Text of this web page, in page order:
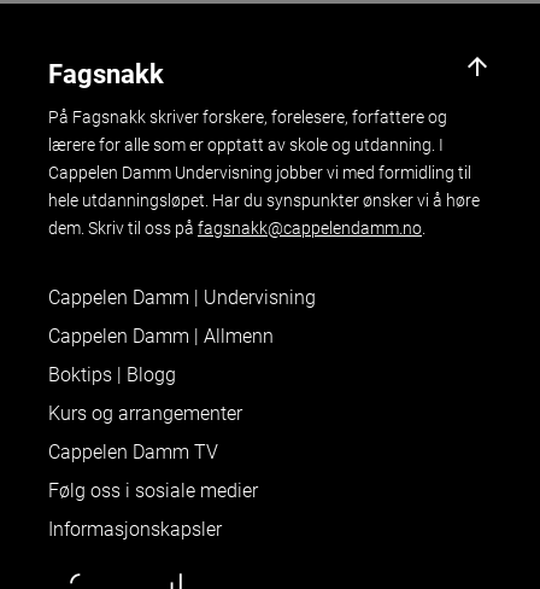
Fagsnakk
På Fagsnakk skriver forskere, forelesere, forfattere og
lærere for alle som er opptatt av skole og utdanning. I
Cappelen Damm Undervisning jobber vi med formidling til
hele utdanningsløpet. Har du synspunkter ønsker vi å høre
dem. Skriv til oss på fagsnakk@cappelendamm.no
Cappelen Damm | Undervisning
Cappelen Damm | Allmenn
Boktips | Blogg
Kurs og arrangementer
Cappelen Damm TV
Følg oss i sosiale medier
Informasjonskapsler
arrow_upward